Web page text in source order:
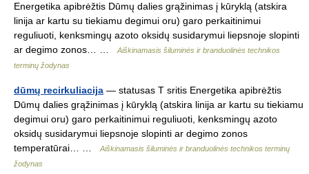
Energetika apibrėžtis Dūmų dalies grąžinimas į kūryklą (atskira
linija ar kartu su tiekiamu degimui oru) garo perkaitinimui
reguliuoti, kenksmingų azoto oksidų susidarymui liepsnoje slopinti
ar degimo zonos… …
Aiškinamasis šiluminės ir branduolinės technikos
terminų žodynas
dūmų recirkuliacija — statusas T sritis Energetika apibrėžtis
Dūmų dalies grąžinimas į kūryklą (atskira linija ar kartu su tiekiamu
degimui oru) garo perkaitinimui reguliuoti, kenksmingų azoto
oksidų susidarymui liepsnoje slopinti ar degimo zonos
temperatūrai… …
Aiškinamasis šiluminės ir branduolinės technikos terminų
žodynas